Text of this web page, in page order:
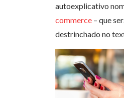
autoexplicativo
commerce – que
destrinchado no